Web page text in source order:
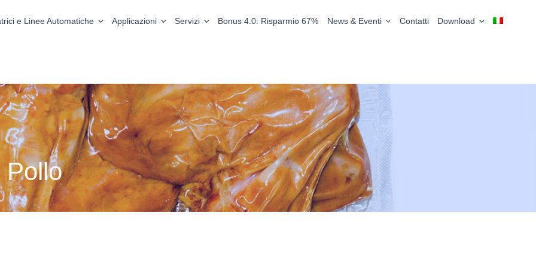
e Linee Automatiche Applicazioni Servizi Bonus 4.0: Risparmio 67% News & Eventi Contatti Download
Pollo